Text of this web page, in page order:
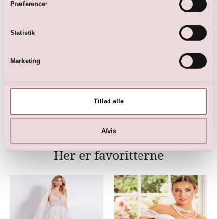
Præferencer
Statistik
Marketing
Tillad alle
Afvis
Her er favoritterne